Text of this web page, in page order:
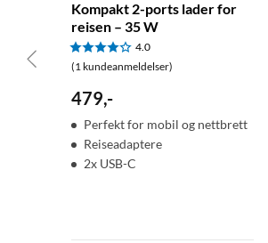
Kompakt 2-ports lader for
reisen – 35 W
4.0
(1 kundeanmeldelser)
479,-
Perfekt for mobil og nettbrett
Reiseadaptere
2x USB-C